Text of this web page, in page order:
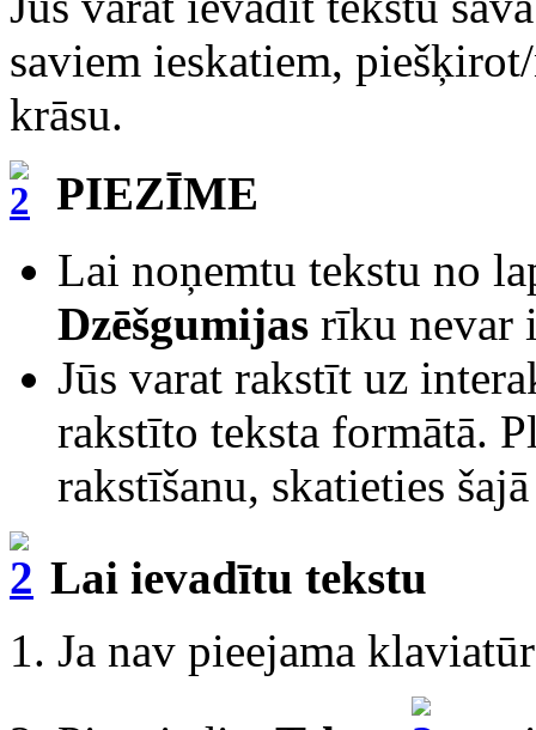
saviem ieskatiem,
krāsu.
PIEZĪME
Lai noņemtu tekstu no
Dzēšgumijas rīku nevar
Jūs varat rakstīt uz
rakstīto teksta formātā.
rakstīšanu, skatieties
Lai ievadītu tekstu
1. Ja nav pieejama